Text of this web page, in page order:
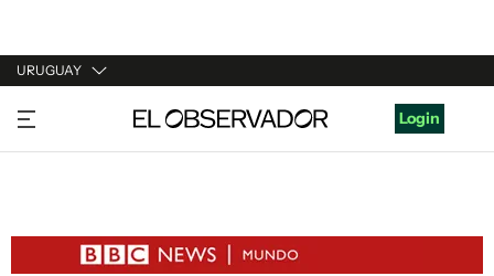
URUGUAY
URUGUAY
ARGENTINA
ESTADOS UNIDOS
Login